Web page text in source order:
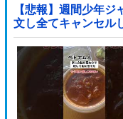
【悲報】週間少年
文し全てキャンセル